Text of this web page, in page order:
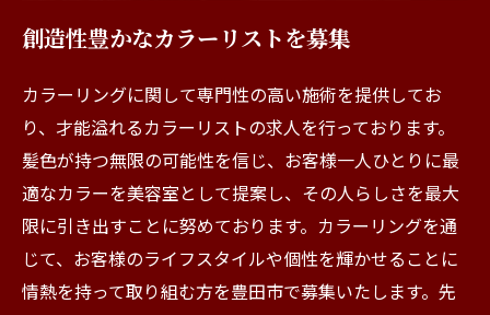
創造性豊かなカラーリストを募集
カラーリングに関して専門性の高い施術を提供してお
り、才能溢れるカラーリストの求人を行っております。
髪色が持つ無限の可能性を信じ、お客様一人ひとりに最
適なカラーを美容室として提案し、その人らしさを最大
限に引き出すことに努めております。カラーリングを通
じて、お客様のライフスタイルや個性を輝かせることに
情熱を持って取り組む方を豊田市で募集いたします。先